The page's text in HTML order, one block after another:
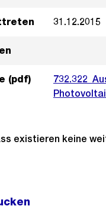
31.12.2015
(pdf)
existieren keine